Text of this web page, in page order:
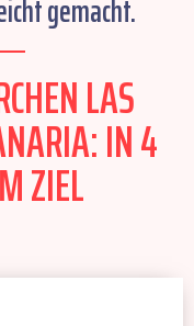
gemacht.
LAS
IN 4
ZIEL